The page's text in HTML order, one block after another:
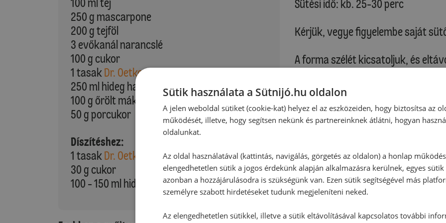
250 g mascarpone
200 g tejföl
3 evőkanál narancslé
100 g cukor
1 tasakDr. Oetker Vanillincukor
250 ml hideg habtejszín
100 g őrölt mák
50 g porcukor
Díszítéshez:
1 tasakDr. Oetker Tortazselé színtelen
30 g cukor
100 - 150 ml hideg habtejszín
Sütési idő: kb. 25-30 perc
Kérjük, vegye figyelembe saját
A forma szélét kicsatoljuk, és
fedett sütőrácsra borítjuk, és a
A sütőpapírt lehúzzuk. A
egy tortagyűrűt vagy a forma
Tetejére:
A mandarint szűrőn jól
félretesszük. A mandarindarabok
félretesszük.
A zselatint 100 ml tejbe
vanillincukrot és a narancslevet
A tejszínt keményre felverjük. A
Sütik használata a Sütnijó.hu oldalon
A jelen weboldal sütiket (cookie-kat) helyez el az eszközeiden, hogy biztosítsa az
működését, illetve, hogy segítsen nekünk és partnereinknek átlátni, hogyan
oldalunkat.
Az oldal használatával (kattintás, navigálás, görgetés az oldalon) a honlap
elengedhetetlen sütik a jogos érdekünk alapján alkalmazásra kerülnek, egyes
azonban a hozzájárulásodra is szükségünk van. Ezen sütik segítségével más
személyre szabott hirdetéseket tudunk megjeleníteni neked.
Az elengedhetetlen sütikkel, illetve a sütik eltávolításával kapcsolatos további